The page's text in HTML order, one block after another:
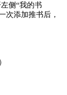
侧“我的书
次添加推书后，